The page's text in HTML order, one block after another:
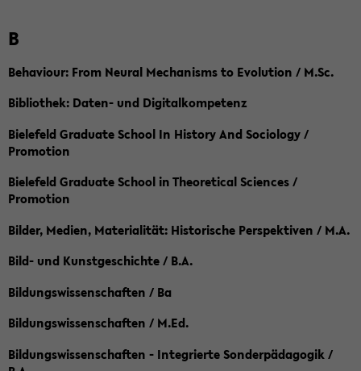
B
Behaviour: From Neural Mechanisms to Evolution / M.Sc.
Bibliothek: Daten- und Digitalkompetenz
Bielefeld Graduate School In History And Sociology /
Promotion
Bielefeld Graduate School in Theoretical Sciences /
Promotion
Bilder, Medien, Materialität: Historische Perspektiven / M.A.
Bild- und Kunstgeschichte / B.A.
Bildungswissenschaften / Ba
Bildungswissenschaften / M.Ed.
Bildungswissenschaften - Integrierte Sonderpädagogik /